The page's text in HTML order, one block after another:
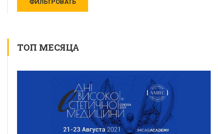
ТОП МЕСЯЦА